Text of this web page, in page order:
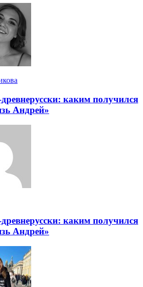
каким получился
Андрей»
каким получился
Андрей»